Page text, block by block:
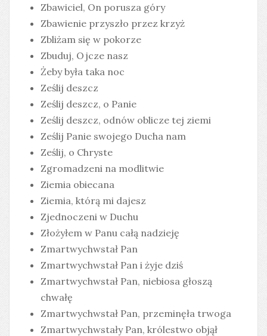
Zbawiciel, On porusza góry
Zbawienie przyszło przez krzyż
Zbliżam się w pokorze
Zbuduj, Ojcze nasz
Żeby była taka noc
Ześlij deszcz
Ześlij deszcz, o Panie
Ześlij deszcz, odnów oblicze tej ziemi
Ześlij Panie swojego Ducha nam
Ześlij, o Chryste
Zgromadzeni na modlitwie
Ziemia obiecana
Ziemia, którą mi dajesz
Zjednoczeni w Duchu
Złożyłem w Panu całą nadzieję
Zmartwychwstał Pan
Zmartwychwstał Pan i żyje dziś
Zmartwychwstał Pan, niebiosa głoszą
chwałę
Zmartwychwstał Pan, przeminęła trwoga
Zmartwychwstały Pan, królestwo objął